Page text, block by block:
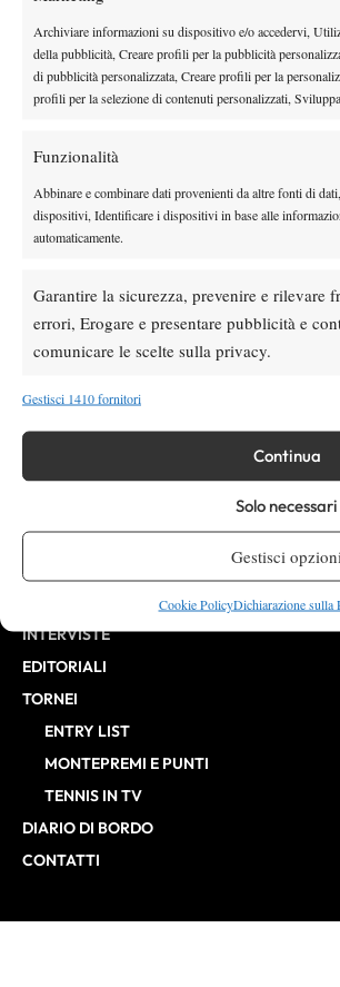
Archiviare informazioni su dispositivo e/o accedervi,
della pubblicità, Creare profili per la pubblicità
di pubblicità personalizzata, Creare profili per la
profili per la selezione di contenuti personalizzati,
Funzionalità
Abbinare e combinare dati provenienti da altre fonti di
dispositivi, Identificare i dispositivi in base alle
automaticamente.
Garantire la sicurezza, prevenire e rilevare
errori, Erogare e presentare pubblicità e
comunicare le scelte sulla privacy.
Gestisci 1410 fornitori
Continua
Solo necessari
Gestisci opzioni
Cookie PolicyDichiarazione sulla
Youtube
Testata giornalistica
Editore:VIBES MEDIA SRL, P.iva
Direttore Responsabile: Alessandro
NEWS
ITF
INTERVISTE
EDITORIALI
TORNEI
ENTRY LIST
MONTEPREMI E PUNTI
TENNIS IN TV
DIARIO DI BORDO
CONTATTI